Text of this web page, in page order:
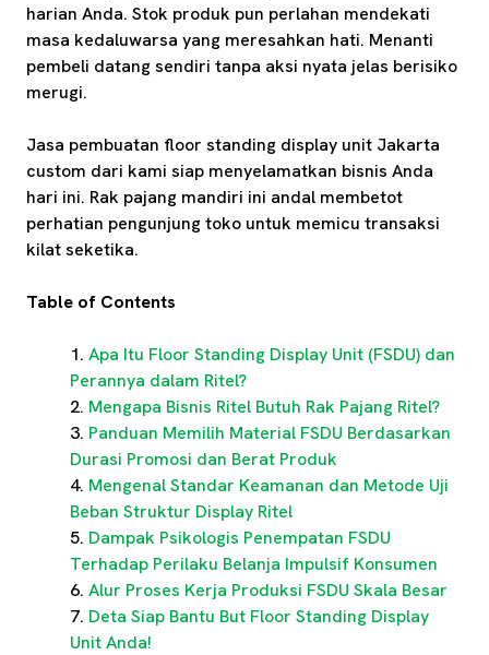
harian Anda. Stok produk pun perlahan mendekati
masa kedaluwarsa yang meresahkan hati. Menanti
pembeli datang sendiri tanpa aksi nyata jelas berisiko
merugi.
Jasa pembuatan floor standing display unit Jakarta
custom dari kami siap menyelamatkan bisnis Anda
hari ini. Rak pajang mandiri ini andal membetot
perhatian pengunjung toko untuk memicu transaksi
kilat seketika.
Table of Contents
Apa Itu Floor Standing Display Unit (FSDU) dan
Perannya dalam Ritel?
Mengapa Bisnis Ritel Butuh Rak Pajang Ritel?
Panduan Memilih Material FSDU Berdasarkan
Durasi Promosi dan Berat Produk
Mengenal Standar Keamanan dan Metode Uji
Beban Struktur Display Ritel
Dampak Psikologis Penempatan FSDU
Terhadap Perilaku Belanja Impulsif Konsumen
Alur Proses Kerja Produksi FSDU Skala Besar
Deta Siap Bantu But Floor Standing Display
Unit Anda!